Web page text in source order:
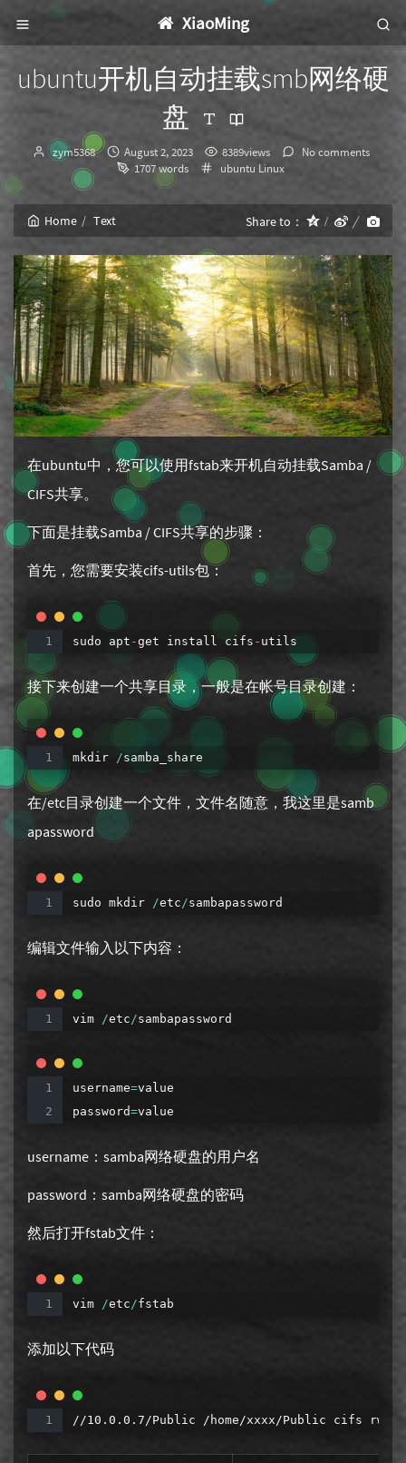
XiaoMing
ubuntu开机自动挂载smb网络硬
盘
Author：
zym5368
发
布
August 2, 2023 8389views
No comments
1707 words
Categories：
ubuntu Linux
Home Text Share to：
在ubuntu中，您可以使用fstab来开机自动挂载Samba /
CIFS共享。
下面是挂载Samba / CIFS共享的步骤：
首先，您需要安装cifs-utils包：
sudo apt -get install cifs - utils
接下来创建一个共享目录，一般是在帐号目录创建：
mkdir /samba_share
在/etc目录创建一个文件，文件名随意，我这里是samb
apassword
sudo mkdir /etc/sambapassword
编辑文件输入以下内容：
vim /etc/sambapassword
username=value
password=value
username：samba网络硬盘的用户名
password：samba网络硬盘的密码
然后打开fstab文件：
vim /etc/fstab
添加以下代码
//10.0.0.7/Public /home/xxxx/Public cifs